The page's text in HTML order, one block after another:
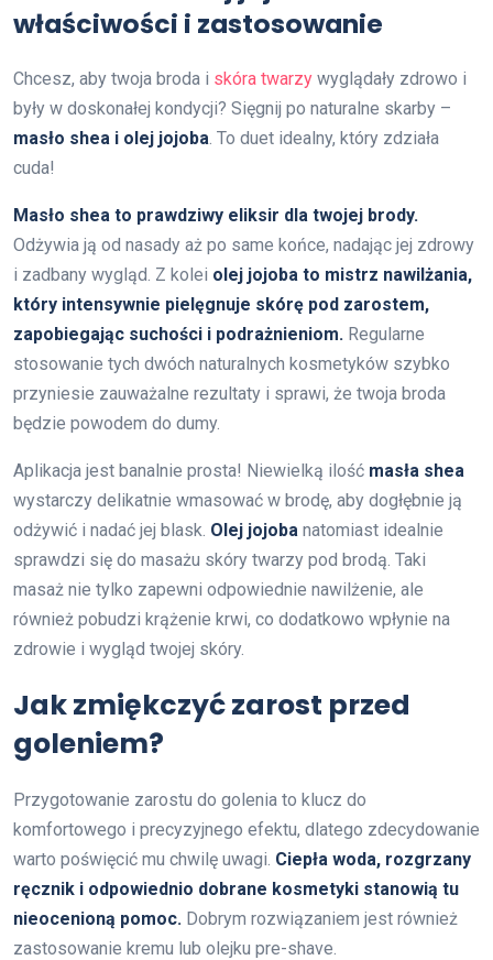
właściwości i zastosowanie
Chcesz, aby twoja broda i skóra twarzy wyglądały zdrowo i
były w doskonałej kondycji? Sięgnij po naturalne skarby –
masło shea i olej jojoba. To duet idealny, który zdziała
cuda!
Masło shea to prawdziwy eliksir dla twojej brody.
Odżywia ją od nasady aż po same końce, nadając jej zdrowy
i zadbany wygląd. Z kolei olej jojoba to mistrz nawilżania,
który intensywnie pielęgnuje skórę pod zarostem,
zapobiegając suchości i podrażnieniom. Regularne
stosowanie tych dwóch naturalnych kosmetyków szybko
przyniesie zauważalne rezultaty i sprawi, że twoja broda
będzie powodem do dumy.
Aplikacja jest banalnie prosta! Niewielką ilość masła shea
wystarczy delikatnie wmasować w brodę, aby dogłębnie ją
odżywić i nadać jej blask. Olej jojoba natomiast idealnie
sprawdzi się do masażu skóry twarzy pod brodą. Taki
masaż nie tylko zapewni odpowiednie nawilżenie, ale
również pobudzi krążenie krwi, co dodatkowo wpłynie na
zdrowie i wygląd twojej skóry.
Jak zmiękczyć zarost przed
goleniem?
Przygotowanie zarostu do golenia to klucz do
komfortowego i precyzyjnego efektu, dlatego zdecydowanie
warto poświęcić mu chwilę uwagi. Ciepła woda, rozgrzany
ręcznik i odpowiednio dobrane kosmetyki stanowią tu
nieocenioną pomoc. Dobrym rozwiązaniem jest również
zastosowanie kremu lub olejku pre-shave.